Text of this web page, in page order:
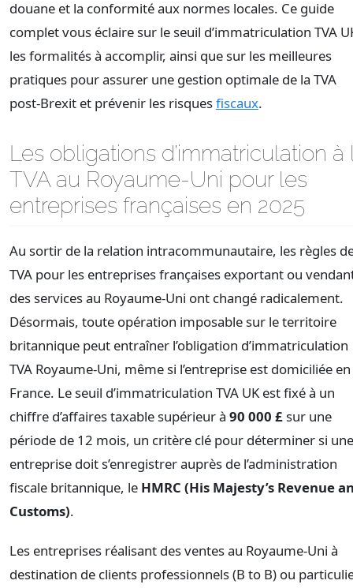
douane et la conformité aux normes locales. Ce guide
complet vous éclaire sur le seuil d’immatriculation TVA
les formalités à accomplir, ainsi que sur les meilleures
pratiques pour assurer une gestion optimale de la TVA
post-Brexit et prévenir les risquesfiscaux.
Les obligations d’immatriculation à
TVA au Royaume-Uni pour les
entreprises françaises en 2025
Au sortir de la relation intracommunautaire, les règles
TVA pour les entreprises françaises exportant ou
des services au Royaume-Uni ont changé radicalement.
Désormais, toute opération imposable sur le territoire
britannique peut entraîner l’obligation d’immatriculation
TVA Royaume-Uni, même si l’entreprise est domiciliée en
France. Le seuil d’immatriculation TVA UK est fixé à un
chiffre d’affaires taxable supérieur à 90 000 £sur une
période de 12 mois, un critère clé pour déterminer si une
entreprise doit s’enregistrer auprès de l’administration
fiscale britannique, le HMRC (His Majesty’s Revenue
Customs).
Les entreprises réalisant des ventes au Royaume-Uni à
destination de clients professionnels (B to B) ou